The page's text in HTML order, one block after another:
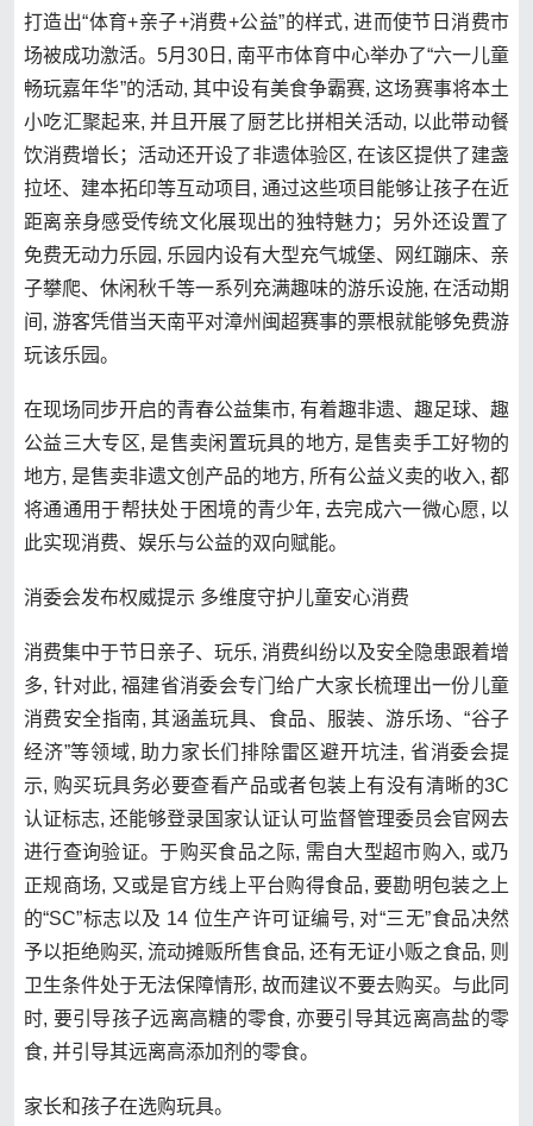
打造出“体育+亲子+消费+公益”的样式, 进而使节日消费市
场被成功激活。5月30日, 南平市体育中心举办了“六一儿童
畅玩嘉年华”的活动, 其中设有美食争霸赛, 这场赛事将本土
小吃汇聚起来, 并且开展了厨艺比拼相关活动, 以此带动餐
饮消费增长；活动还开设了非遗体验区, 在该区提供了建盏
拉坯、建本拓印等互动项目, 通过这些项目能够让孩子在近
距离亲身感受传统文化展现出的独特魅力；另外还设置了
免费无动力乐园, 乐园内设有大型充气城堡、网红蹦床、亲
子攀爬、休闲秋千等一系列充满趣味的游乐设施, 在活动期
间, 游客凭借当天南平对漳州闽超赛事的票根就能够免费游
玩该乐园。
在现场同步开启的青春公益集市, 有着趣非遗、趣足球、趣
公益三大专区, 是售卖闲置玩具的地方, 是售卖手工好物的
地方, 是售卖非遗文创产品的地方, 所有公益义卖的收入, 都
将通通用于帮扶处于困境的青少年, 去完成六一微心愿, 以
此实现消费、娱乐与公益的双向赋能。
消委会发布权威提示 多维度守护儿童安心消费
消费集中于节日亲子、玩乐, 消费纠纷以及安全隐患跟着增
多, 针对此, 福建省消委会专门给广大家长梳理出一份儿童
消费安全指南, 其涵盖玩具、食品、服装、游乐场、“谷子
经济”等领域, 助力家长们排除雷区避开坑洼, 省消委会提
示, 购买玩具务必要查看产品或者包装上有没有清晰的3C
认证标志, 还能够登录国家认证认可监督管理委员会官网去
进行查询验证。于购买食品之际, 需自大型超市购入, 或乃
正规商场, 又或是官方线上平台购得食品, 要勘明包装之上
的“SC”标志以及 14 位生产许可证编号, 对“三无”食品决然
予以拒绝购买, 流动摊贩所售食品, 还有无证小贩之食品, 则
卫生条件处于无法保障情形, 故而建议不要去购买。与此同
时, 要引导孩子远离高糖的零食, 亦要引导其远离高盐的零
食, 并引导其远离高添加剂的零食。
家长和孩子在选购玩具。